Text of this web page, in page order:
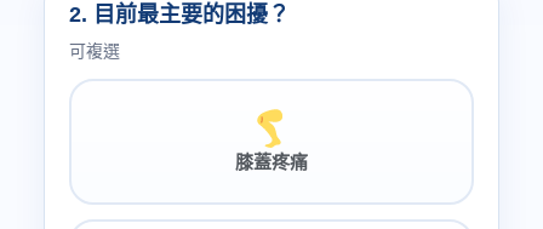
2. 目前最主要的困擾？
可複選
膝蓋疼痛